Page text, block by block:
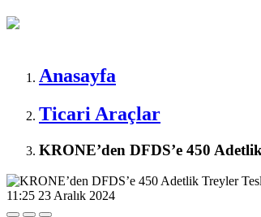
Anasayfa
Ticari Araçlar
KRONE’den DFDS’e 450
11:25 23 Aralık 2024